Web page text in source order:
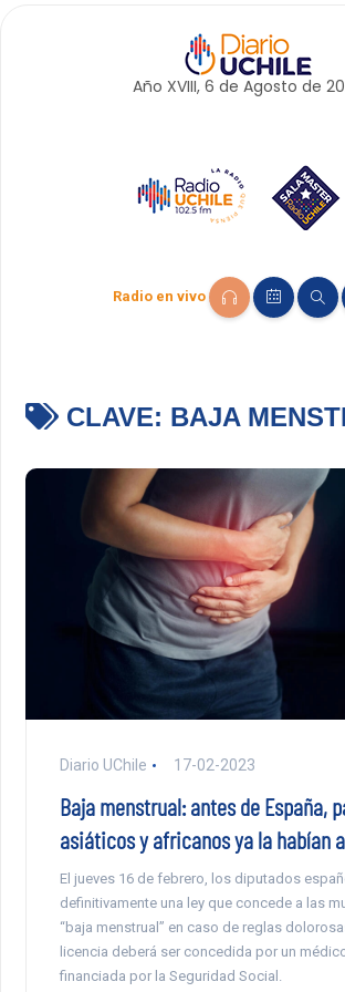
Año XVIII, 6 de Agosto de
Radio en vivo
CLAVE: BAJA
Diario UChile 17-02-2023
Baja menstrual: antes de España,
asiáticos y africanos ya la habían
El jueves 16 de febrero, los diputados
definitivamente una ley que concede a las
“baja menstrual” en caso de reglas
licencia deberá ser concedida por un
financiada por la Seguridad Social.